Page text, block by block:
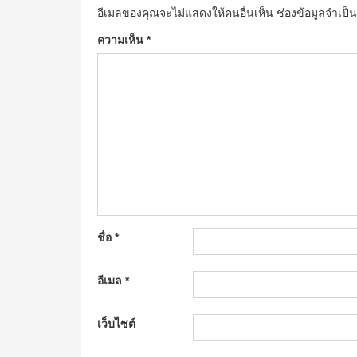
อีเมลของคุณจะไม่แสดงให้คนอื่นเห็น ช่องข้อมูลจำเป็
ความเห็น *
ชื่อ *
อีเมล *
เว็บไซต์